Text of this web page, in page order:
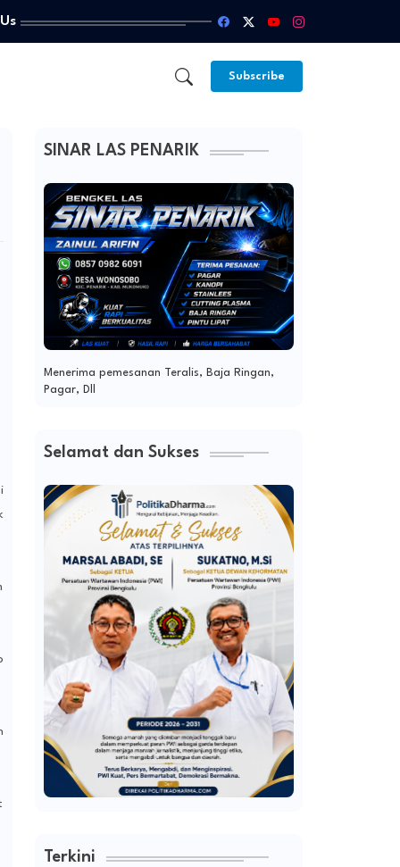
Subscribe
SINAR LAS PENARIK
Menerima pemesanan Teralis, Baja Ringan,
Pagar, Dll
Selamat dan Sukses
Terkini